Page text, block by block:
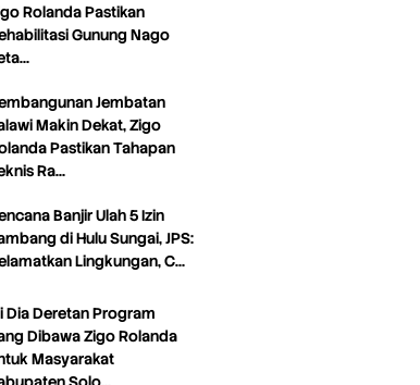
Rolanda Pastikan
Gunung Nago
Jembatan
Makin Dekat, Zigo
Pastikan Tahapan
Ra…
Banjir Ulah 5 Izin
di Hulu Sungai, JPS:
Lingkungan, C…
Dia Deretan Program
Dibawa Zigo Rolanda
Masyarakat